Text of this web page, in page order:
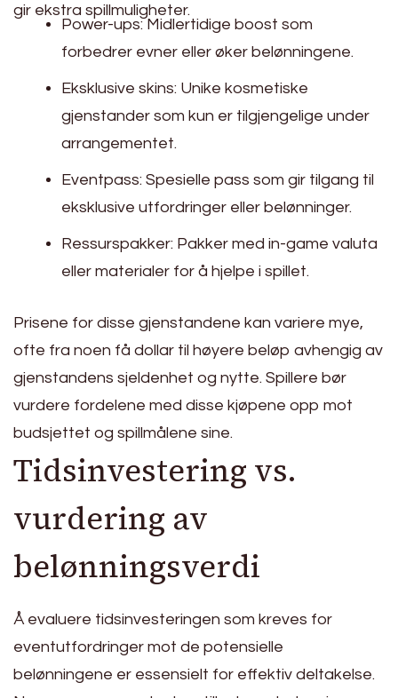
gir ekstra spillmuligheter.
Power-ups: Midlertidige boost som
forbedrer evner eller øker belønningene.
Eksklusive skins: Unike kosmetiske
gjenstander som kun er tilgjengelige under
arrangementet.
Eventpass: Spesielle pass som gir tilgang til
eksklusive utfordringer eller belønninger.
Ressurspakker: Pakker med in-game valuta
eller materialer for å hjelpe i spillet.
Prisene for disse gjenstandene kan variere mye,
ofte fra noen få dollar til høyere beløp avhengig av
gjenstandens sjeldenhet og nytte. Spillere bør
vurdere fordelene med disse kjøpene opp mot
budsjettet og spillmålene sine.
Tidsinvestering vs.
vurdering av
belønningsverdi
Å evaluere tidsinvesteringen som kreves for
eventutfordringer mot de potensielle
belønningene er essensielt for effektiv deltakelse.